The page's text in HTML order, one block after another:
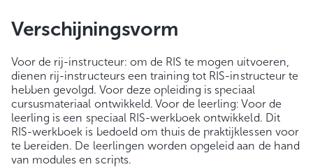
Verschijningsvorm
Voor de rij-instructeur: om de RIS te mogen uitvoeren,
dienen rij-instructeurs een training tot RIS-instructeur te
hebben gevolgd. Voor deze opleiding is speciaal
cursusmateriaal ontwikkeld. Voor de leerling: Voor de
leerling is een speciaal RIS-werkboek ontwikkeld. Dit
RIS-werkboek is bedoeld om thuis de praktijklessen voor
te bereiden. De leerlingen worden opgeleid aan de hand
van modules en scripts.